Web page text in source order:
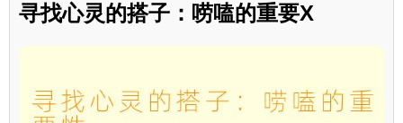
寻找心灵的搭子：唠嗑的重要X